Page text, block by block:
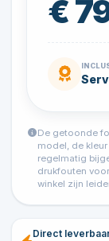
€
De getoonde
model, de
regelmatig
drukfouten
winkel zijn
Direct